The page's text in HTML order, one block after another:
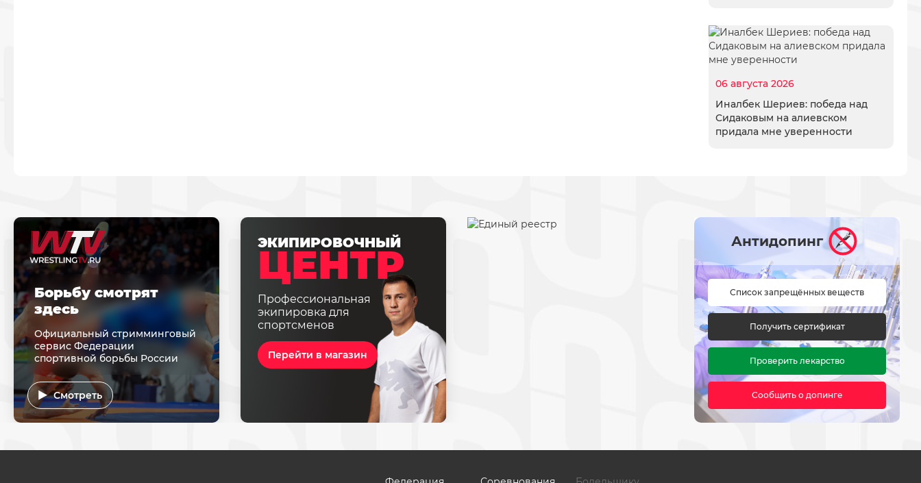
06 августа 2026
Иналбек Шериев: победа над
Сидаковым на алиевском
придала мне уверенности
ЭКИПИРОВОЧНЫЙ
ЦЕНТР
Профессиональная
экипировка для
спортсменов
Перейти в магазин
Борьбу смотрят
здесь
Официальный стримминговый
сервис Федерации
спортивной борьбы России
Смотреть
Антидопинг
Список запрещённых веществ
Получить сертификат
Проверить лекарство
Сообщить о допинге